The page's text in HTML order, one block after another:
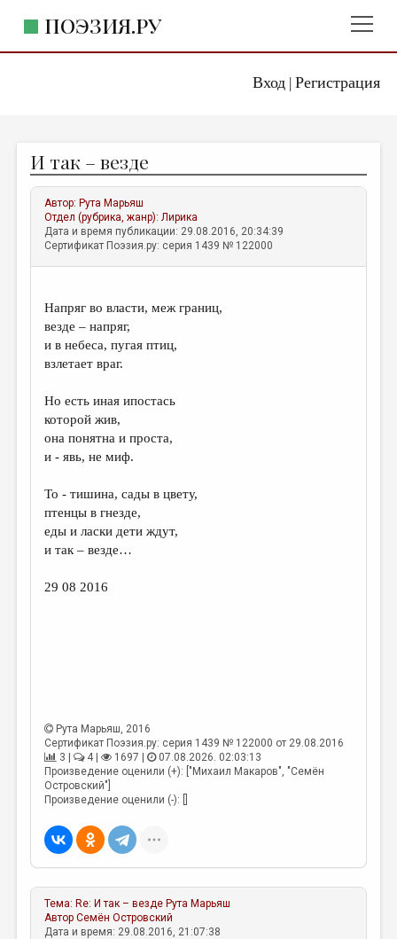
Вход| Регистрация
ПОЭЗИЯ.РУ
ЖАНРЫ
АВТОРЫ
КОММЕНТАРИИ
ЛИТСАЛОН
ПРАВИЛА САЙТА
ОТДЕЛЫ И РУБРИКИ
ИЗБРАННОЕ
ДАЙДЖЕСТ
ПРОИЗВЕДЕНИЯ
ПЕРЕВОДЫ
КОНКУРСЫ
ДЕТСКАЯ КОМНАТА
КНИЖНАЯ ПОЛКА
РЕДКОЛЛЕГИЯ
ОТ РЕДАКЦИИ
МАЛАЯ ПРОЗА
ЭССЕИСТИКА
ЛИТЕРАТУРОВЕДЕНИЕ
КУЛЬТУРОВЕДЕНИЕ
ПУБЛИЦИСТИКА
И так – везде
Автор: Рута Марьяш
Отдел (рубрика, жанр):Лирика
Дата и время публикации: 29.08.2016, 20:34:39
Сертификат Поэзия.ру: серия 1439 № 122000
Напряг во власти, меж границ,
везде – напряг,
и в небеса, пугая птиц,
взлетает враг.
Но есть иная ипостась
которой жив,
она понятна и проста,
и - явь, не миф.
То - тишина, сады в цвету,
птенцы в гнезде,
еды и ласки дети ждут,
и так – везде…
29 08 2016
Рута Марьяш, 2016
Сертификат Поэзия.ру: серия 1439 № 122000 от 29.08.2016
3 |
4 | 1697 |
07.08.2026. 02:03:13
Произведение оценили (+): ["Михаил Макаров", "Семён
Островский"]
Произведение оценили (-): []
Тема: Re: И так – везде Рута Марьяш
АвторСемён Островский
Дата и время: 29.08.2016, 21:07:38